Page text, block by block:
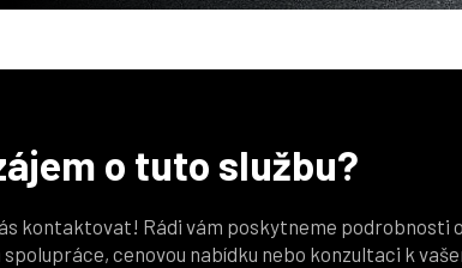
o tuto službu?
kontaktovat! Rádi vám poskytneme podrobnosti o
cenovou nabídku nebo konzultaci k